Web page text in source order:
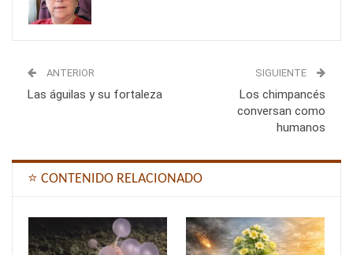
ANTERIOR
Las águilas y su fortaleza
SIGUIENTE
Los chimpancés
conversan como
humanos
⭐ CONTENIDO RELACIONADO